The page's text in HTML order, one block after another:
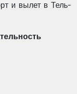
и вылет в Тель-